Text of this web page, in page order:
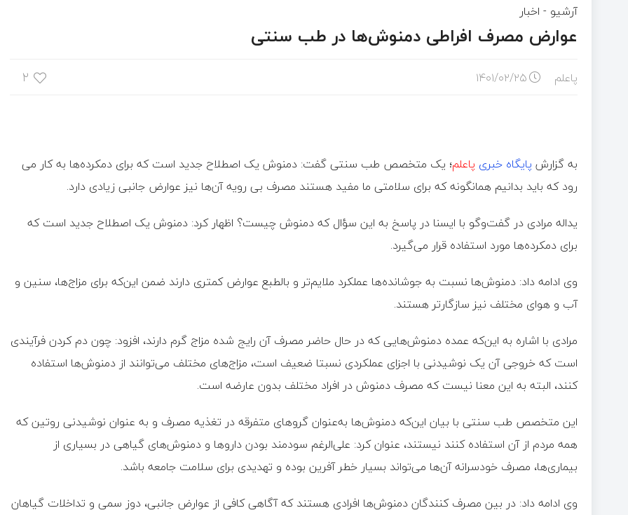
آرشیو - اخبار
عوارض مصرف افراطی دمنوش‌ها در طب سنتی
پاعلم ۱۴۰۱/۰۲/۲۵ ۲
به گزارش پایگاه خبری پاعلم؛ یک متخصص طب سنتی گفت: دمنوش یک اصطلاح جدید است که برای دمکرده‌ها به کار می
رود که باید بدانیم همانگونه که برای سلامتی ما مفید هستند مصرف بی رویه آن‌ها نیز عوارض جانبی زیادی دارد.
یداله مرادی در گفت‌وگو با ایسنا در پاسخ به این سؤال که دمنوش چیست؟ اظهار کرد: دمنوش یک اصطلاح جدید است که
برای دمکرده‌ها مورد استفاده قرار می‌گیرد.
وی ادامه داد: دمنوش‌ها نسبت به جوشانده‌ها عملکرد ملایم‌تر و بالطبع عوارض کمتری دارند ضمن این‌که برای مزاج‌ها، سنین و
آب و هوای مختلف نیز سازگارتر هستند.
مرادی با اشاره به این‌که عمده دمنوش‌هایی که در حال حاضر مصرف آن رایج شده مزاج گرم دارند، افزود: چون دم کردن فرآیندی
است که خروجی آن یک نوشیدنی با اجزای عملکردی نسبتا ضعیف است، مزاج‌های مختلف می‌توانند از دمنوش‌ها استفاده
کنند، البته به این معنا نیست که مصرف دمنوش در افراد مختلف بدون عارضه است.
این متخصص طب سنتی با بیان این‌که دمنوش‌ها به‌عنوان گروهای متفرقه در تغذیه مصرف و به عنوان نوشیدنی روتین که
همه مردم از آن استفاده کنند نیستند، عنوان کرد: علی‌الرغم سودمند بودن داروها و دمنوش‌های گیاهی در بسیاری از
بیماری‌ها، مصرف خودسرانه آن‌ها می‌تواند بسیار خطر آفرین بوده و تهدیدی برای سلامت جامعه باشد.
وی ادامه داد: در بین مصرف کنندگان دمنوش‌ها افرادی هستند که آگاهی کافی از عوارض جانبی، دوز سمی و تداخلات گیاهان